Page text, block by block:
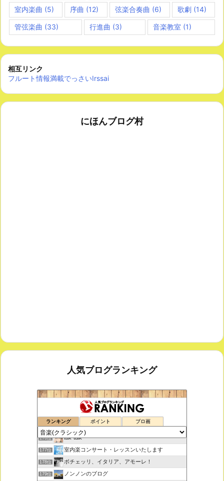
室内楽曲 (5) 序曲 (12) 弦楽合奏曲 (6) 歌劇(14)
管弦楽曲 (33) 行進曲 (3) 音楽教室 (1)
相互リンク
フルート情報満載でっさいIrssai
にほんブログ村
人気ブログランキング
ランキング ポイント ブロ画
鑑賞空間・忘れられない作品
175位 思えば遠くへ来たもんだ
176位 tak-talk
177位 室内楽コンサート・レッスンいたします
178位 ボチェッリ、イタリア、アモーレ！
179位 ノンノンのブログ